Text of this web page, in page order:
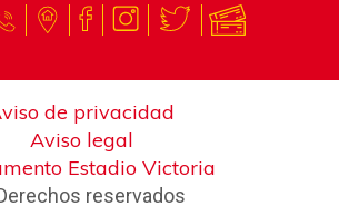
de privacidad
Aviso legal
Estadio Victoria
reservados